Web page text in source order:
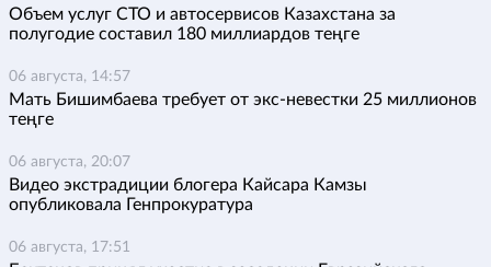
Объем услуг СТО и автосервисов Казахстана за
полугодие составил 180 миллиардов теңге
06 августа, 14:57
Мать Бишимбаева требует от экс-невестки 25 миллионов
теңге
06 августа, 20:07
Видео экстрадиции блогера Кайсара Камзы
опубликовала Генпрокуратура
06 августа, 17:51